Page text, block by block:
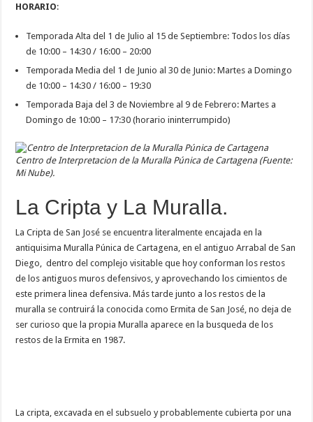
HORARIO:
Temporada Alta del 1 de Julio al 15 de Septiembre: Todos los días
de 10:00 – 14:30 / 16:00 – 20:00
Temporada Media del 1 de Junio al 30 de Junio: Martes a Domingo
de 10:00 – 14:30 / 16:00 – 19:30
Temporada Baja del 3 de Noviembre al 9 de Febrero: Martes a
Domingo de 10:00 – 17:30 (horario ininterrumpido)
Centro de Interpretacion de la Muralla Púnica de Cartagena (Fuente:
Mi Nube).
La Cripta y La Muralla.
La Cripta de San José se encuentra literalmente encajada en la
antiquisima Muralla Púnica de Cartagena, en el antiguo Arrabal de San
Diego, dentro del complejo visitable que hoy conforman los restos
de los antiguos muros defensivos, y aprovechando los cimientos de
este primera linea defensiva. Más tarde junto a los restos de la
muralla se contruirá la conocida como Ermita de San José, no deja de
ser curioso que la propia Muralla aparece en la busqueda de los
restos de la Ermita en 1987.
La cripta, excavada en el subsuelo y probablemente cubierta por una